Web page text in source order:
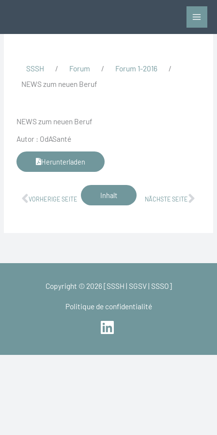
SSSH / Forum / Forum 1-2016
/
NEWS zum neuen Beruf
NEWS zum neuen Beruf
Autor : OdASanté
Herunterladen
Zurück
VORHERIGE SEITE NÄCHSTE SEITE
Inhalt
Copyright © 2026 [SSSH | SGSV | SSSO]
Politique de confidentialité